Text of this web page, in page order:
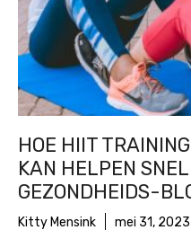
HOE HIIT
KAN HELPEN
GEZONDHEIDS-
Kitty Mensink mei 31, 2023